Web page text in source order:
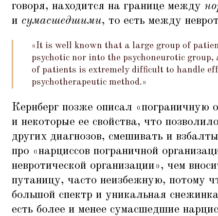
говоря, находится на границе между
и сумасшедшими, то есть между
«It is well known that a large group of
psychotic nor into the psychoneurotic
of patients is extremely difficult to handle
psychotherapeutic method.»
Кернберг позже описал «пограничную
и некоторые ее свойства, что
других диагнозов, смешивать и
про «нарциссов пограничной
невротической организации», чем
путаницу, часто неизбежную, потому
большой спектр и уникальная
есть более и менее сумасшедшие